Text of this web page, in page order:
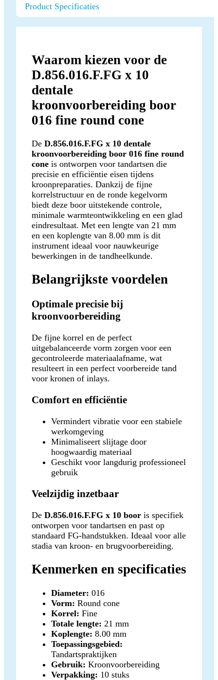
Product Specificaties
Waarom kiezen voor de
D.856.016.F.FG x 10
dentale
kroonvoorbereiding boor
016 fine round cone
De D.856.016.F.FG x 10 dentale
kroonvoorbereiding boor 016 fine round
cone is ontworpen voor tandartsen die
precisie en efficiëntie eisen tijdens
kroonpreparaties. Dankzij de fijne
korrelstructuur en de ronde kegelvorm
biedt deze boor uitstekende controle,
minimale warmteontwikkeling en een glad
eindresultaat. Met een lengte van 21 mm
en een koplengte van 8.00 mm is dit
instrument ideaal voor nauwkeurige
bewerkingen in de tandheelkunde.
Belangrijkste voordelen
Optimale precisie bij
kroonvoorbereiding
De fijne korrel en de perfect
uitgebalanceerde vorm zorgen voor een
gecontroleerde materiaalafname, wat
resulteert in een perfect voorbereide tand
voor kronen of inlays.
Comfort en efficiëntie
Vermindert vibratie voor een stabiele
werkomgeving
Minimaliseert slijtage door
hoogwaardig materiaal
Geschikt voor langdurig professioneel
gebruik
Veelzijdig inzetbaar
De D.856.016.F.FG x 10 boor is specifiek
ontworpen voor tandartsen en past op
standaard FG-handstukken. Ideaal voor alle
stadia van kroon- en brugvoorbereiding.
Kenmerken en specificaties
Diameter: 016
Vorm: Round cone
Korrel: Fine
Totale lengte: 21 mm
Koplengte: 8.00 mm
Toepassingsgebied:
Tandartspraktijken
Gebruik: Kroonvoorbereiding
Verpakking: 10 stuks